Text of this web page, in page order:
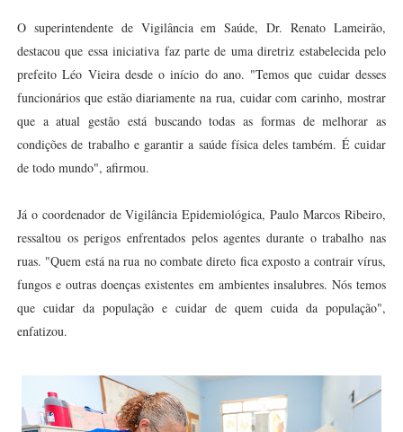
O superintendente de Vigilância em Saúde, Dr. Renato Lameirão,
destacou que essa iniciativa faz parte de uma diretriz estabelecida pelo
prefeito Léo Vieira desde o início do ano. "Temos que cuidar desses
funcionários que estão diariamente na rua, cuidar com carinho, mostrar
que a atual gestão está buscando todas as formas de melhorar as
condições de trabalho e garantir a saúde física deles também. É cuidar
de todo mundo", afirmou.
Já o coordenador de Vigilância Epidemiológica, Paulo Marcos Ribeiro,
ressaltou os perigos enfrentados pelos agentes durante o trabalho nas
ruas. "Quem está na rua no combate direto fica exposto a contrair vírus,
fungos e outras doenças existentes em ambientes insalubres. Nós temos
que cuidar da população e cuidar de quem cuida da população",
enfatizou.